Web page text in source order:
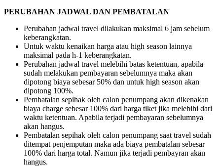
PERUBAHAN JADWAL DAN PEMBATALAN
Perubahan jadwal travel dilakukan maksimal 6 jam sebelum
keberangkatan.
Untuk waktu kenaikan harga atau high season lainnya
maksimal pada h-1 keberangkatan.
Perubahan jadwal travel melebihi batas ketentuan, apabila
sudah melakukan pembayaran sebelumnya maka akan
dipotong biaya sebesar 50% dan untuk high season akan
dipotong 100%.
Pembatalan sepihak oleh calon penumpang akan dikenakan
biaya charge sebesar 100% dari harga tiket jika melebihi dari
waktu ketentuan. Apabila terjadi pembayaran sebelumnya
akan hangus.
Pembatalan sepihak oleh calon penumpang saat travel sudah
ditempat penjemputan maka ada biaya pembatalan sebesar
100% dari harga total. Namun jika terjadi pembayran akan
hangus.